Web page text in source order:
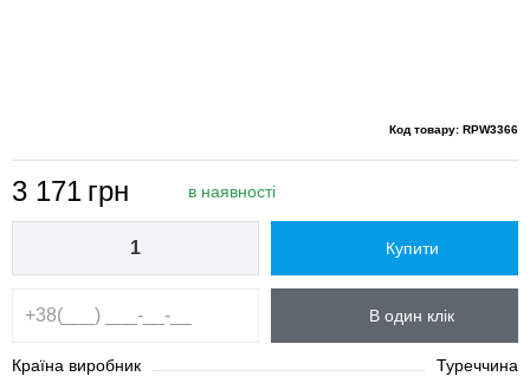
Код товару: RPW3366
3 171 грн в наявності
Купити
В один клік
Країна виробник
Туреччина